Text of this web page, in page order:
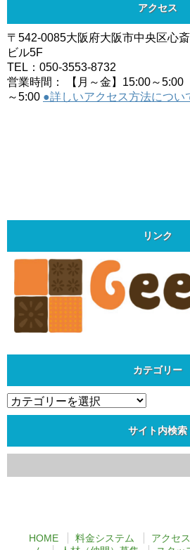
アクセス
〒542-0085大阪府大阪市中央区心
ビル5F
TEL：050-3553-8732
営業時間： 【月～金】15:00～5:00
～5:00 ●詳しいアクセス方法につい
リンク
カテゴリー
カ
テ
サイト内検索
HOME 料金システム アクセ